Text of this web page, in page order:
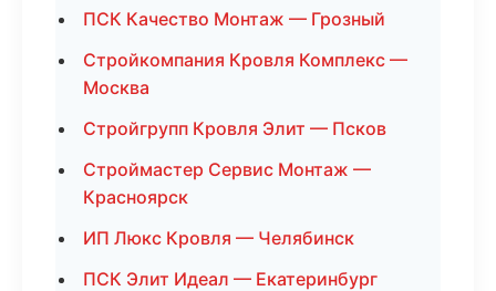
ПСК Качество Монтаж — Грозный
Стройкомпания Кровля Комплекс —
Москва
Стройгрупп Кровля Элит — Псков
Строймастер Сервис Монтаж —
Красноярск
ИП Люкс Кровля — Челябинск
ПСК Элит Идеал — Екатеринбург